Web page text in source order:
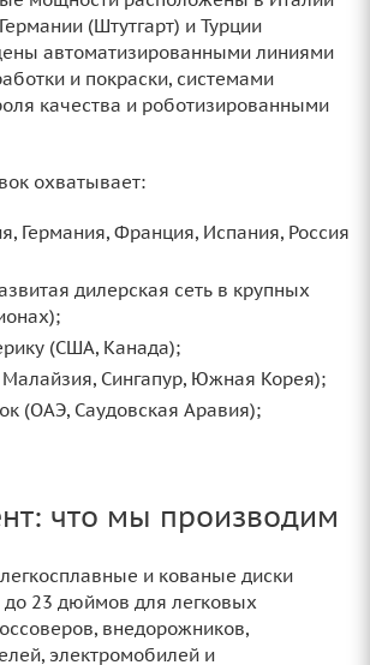
(Штутгарт) и Турции
автоматизированными линиями
и покраски, системами
качества и роботизированными
охватывает:
Германия, Франция, Испания, Россия
дилерская сеть в крупных
(США, Канада);
Сингапур, Южная Корея);
(ОАЭ, Саудовская Аравия);
что мы производим
и кованые диски
до 23 дюймов для легковых
внедорожников,
электромобилей и